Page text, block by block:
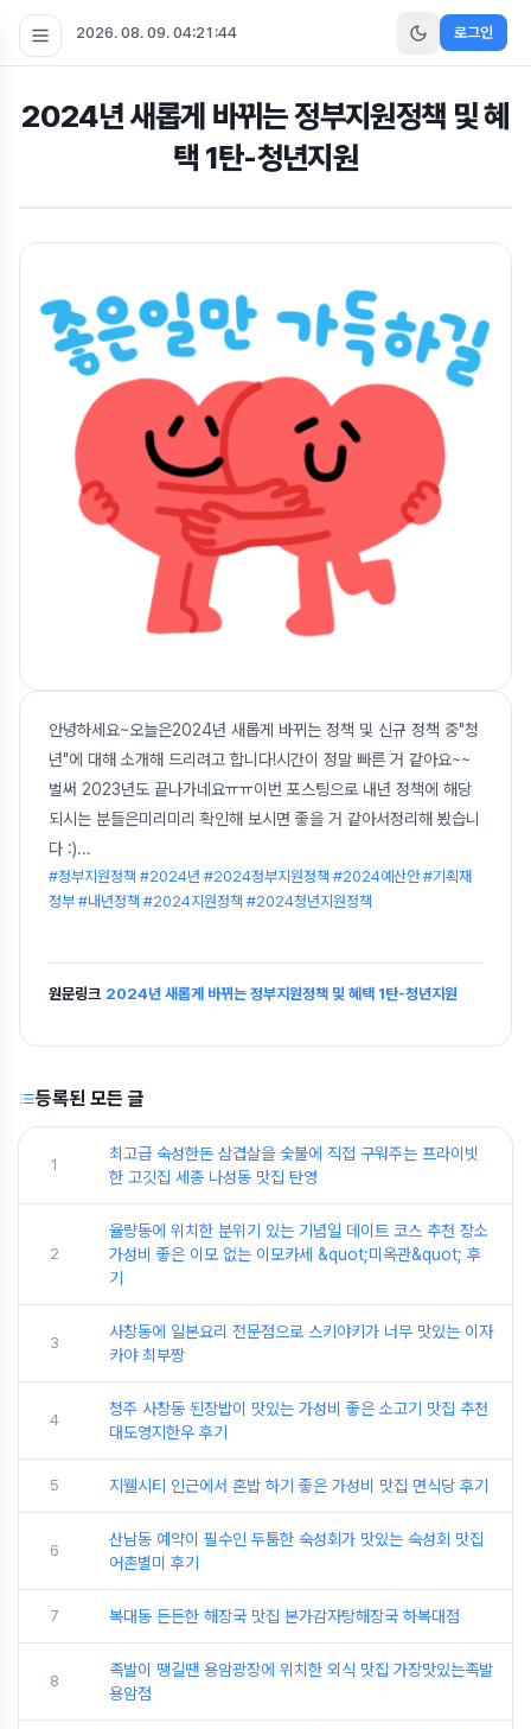
2026. 08. 09. 04:21:45 로그인
2024년 새롭게 바뀌는 정부지원정책 및 혜
택 1탄-청년지원
안녕하세요~오늘은2024년 새롭게 바뀌는 정책 및 신규 정책 중"청
년"에 대해 소개해 드리려고 합니다!시간이 정말 빠른 거 같아요~~
벌써 2023년도 끝나가네요ㅠㅠ이번 포스팅으로 내년 정책에 해당
되시는 분들은미리미리 확인해 보시면 좋을 거 같아서정리해 봤습니
다 :)...
#정부지원정책 #2024년 #2024정부지원정책 #2024예산안 #기획재
정부 #내년정책 #2024지원정책 #2024청년지원정책
원문링크 2024년 새롭게 바뀌는 정부지원정책 및 혜택 1탄-청년지원
등록된 모든 글
1
최고급 숙성한돈 삼겹살을 숯불에 직접 구워주는 프라이빗
한 고깃집 세종 나성동 맛집 탄영
2
율량동에 위치한 분위기 있는 기념일 데이트 코스 추천 장소
가성비 좋은 이모 없는 이모카세 &quot;미옥관&quot; 후
기
3
사창동에 일본요리 전문점으로 스키야키가 너무 맛있는 이자
카야 최부짱
4
청주 사창동 된장밥이 맛있는 가성비 좋은 소고기 맛집 추천
대도영지한우 후기
5 지웰시티 인근에서 혼밥 하기 좋은 가성비 맛집 면식당 후기
6
산남동 예약이 필수인 두툼한 숙성회가 맛있는 숙성회 맛집
어촌별미 후기
7 복대동 든든한 해장국 맛집 본가감자탕해장국 하복대점
8
족발이 땡길땐 용암광장에 위치한 외식 맛집 가장맛있는족발
용암점